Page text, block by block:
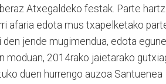
Atxegaldeko festak. Parte
afaria edota mus txapelketako
den jende mugimendua, edota
moduan, 2014rako jaietarako
duen hurrengo auzoa